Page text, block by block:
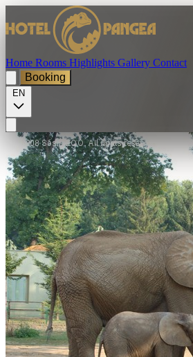
Home Rooms Highlights Gallery Contact
Booking
EN